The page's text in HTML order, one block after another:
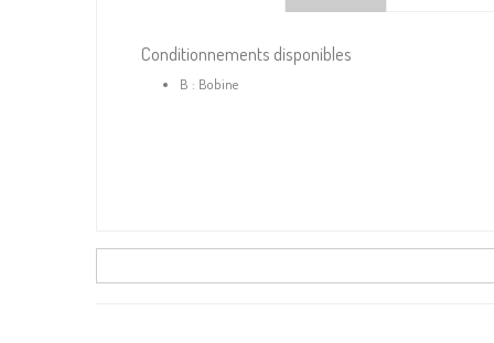
Conditionnements disponibles
B : Bobine